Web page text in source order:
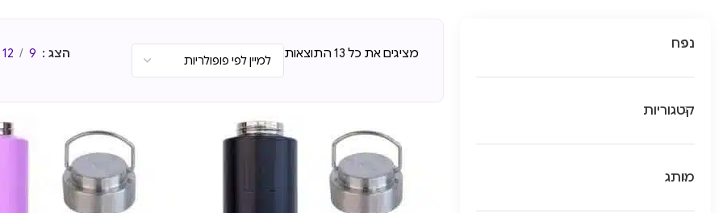
נפח
קטגוריות
מותג
מציגים את כל ⁦13⁩ התוצאות הצג 9
12